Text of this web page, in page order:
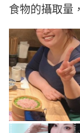
食物的攝取量